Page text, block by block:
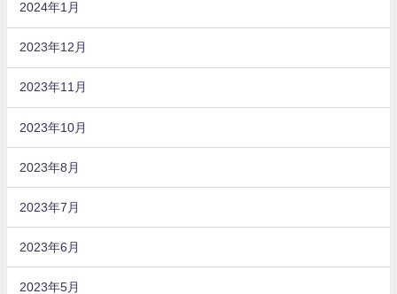
2024年1月
2023年12月
2023年11月
2023年10月
2023年8月
2023年7月
2023年6月
2023年5月